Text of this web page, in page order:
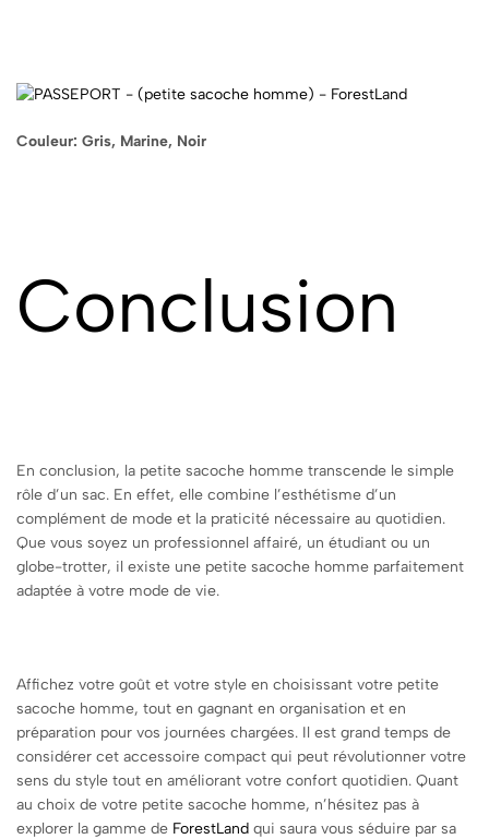
Couleur: Gris, Marine, Noir
Conclusion
En conclusion, la petite sacoche homme transcende le simple
rôle d’un sac. En effet, elle combine l’esthétisme d’un
complément de mode et la praticité nécessaire au quotidien.
Que vous soyez un professionnel affairé, un étudiant ou un
globe-trotter, il existe une petite sacoche homme parfaitement
adaptée à votre mode de vie.
Affichez votre goût et votre style en choisissant votre petite
sacoche homme, tout en gagnant en organisation et en
préparation pour vos journées chargées. Il est grand temps de
considérer cet accessoire compact qui peut révolutionner votre
sens du style tout en améliorant votre confort quotidien. Quant
au choix de votre petite sacoche homme, n’hésitez pas à
explorer la gamme de ForestLand qui saura vous séduire par sa